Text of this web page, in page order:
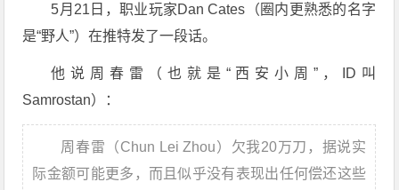
5月21日，职业玩家Dan Cates（圈内更熟悉的名字
是“野人”）在推特发了一段话。
他说周春雷（也就是“西安小周”，ID叫
Samrostan）：
周春雷（Chun Lei Zhou）欠我20万刀，据说实
际金额可能更多，而且似乎没有表现出任何偿还这些